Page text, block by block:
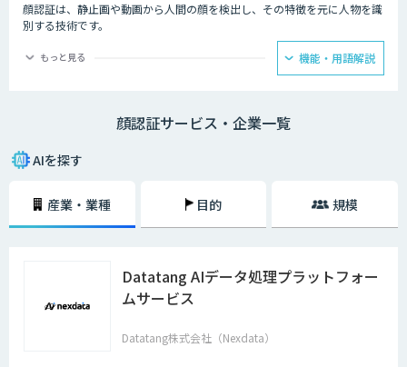
顔認証は、静止画や動画から人間の顔を検出し、その特徴を元に人物を識
別する技術です。
なりすますのが難しく、パスワードや鍵が不要なため安全です。
ティを実現できるのも魅力の一つです。最近では、スマホや入退室のセキ
もっと見る 機能・用語解説
顔認証サービス・企業一覧
AIを探す
産業・業種 目的 規模
Datatang AIデータ処理プラットフォー
ムサービス
Datatang株式会社（Nexdata）